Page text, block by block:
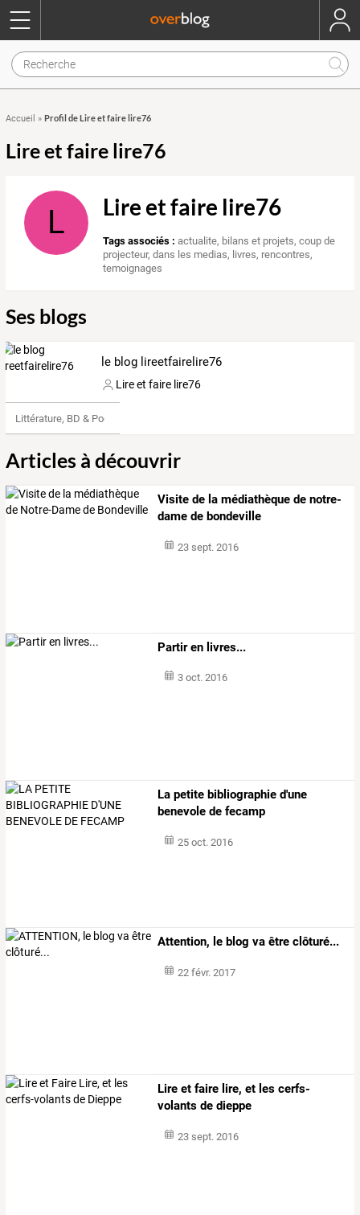
Accueil » Profil de Lire et faire lire76
Lire et faire lire76
L Lire et faire lire76
Tags associés : actualite, bilans et projets,coup de
projecteur,dans les medias, livres, rencontres,
temoignages
Ses blogs
le blog lireetfairelire76
Lire et faire lire76
Littérature, BD & Poésie
Articles à découvrir
Visite de la médiathèque de notre-
dame de bondeville
23 sept. 2016
Partir en livres...
3 oct. 2016
La petite bibliographie d'une
benevole de fecamp
25 oct. 2016
Attention, le blog va être clôturé...
22 févr. 2017
Lire et faire lire, et les cerfs-
volants de dieppe
23 sept. 2016